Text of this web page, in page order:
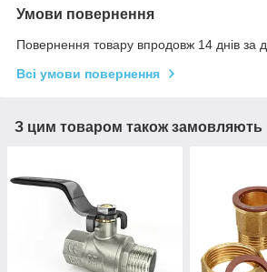
Умови повернення
Повернення товару впродовж 14 днів за
Всі умови повернення
З цим товаром також замовляють